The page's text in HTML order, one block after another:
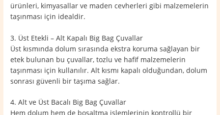
ürünleri, kimyasallar ve maden cevherleri gibi malzemelerin
taşınması için idealdir.
3. Üst Etekli – Alt Kapalı Big Bag Çuvallar
Üst kısmında dolum sırasında ekstra koruma sağlayan bir
etek bulunan bu çuvallar, tozlu ve hafif malzemelerin
taşınması için kullanılır. Alt kısmı kapalı olduğundan, dolum
sonrası güvenli bir taşıma sağlar.
4. Alt ve Üst Bacalı Big Bag Çuvallar
Hem dolum hem de boşaltma işlemlerinin kontrollü bir